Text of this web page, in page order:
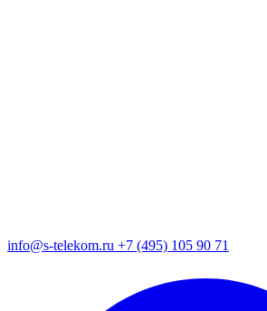
info@s-telekom.ru +7 (495) 105 90 71